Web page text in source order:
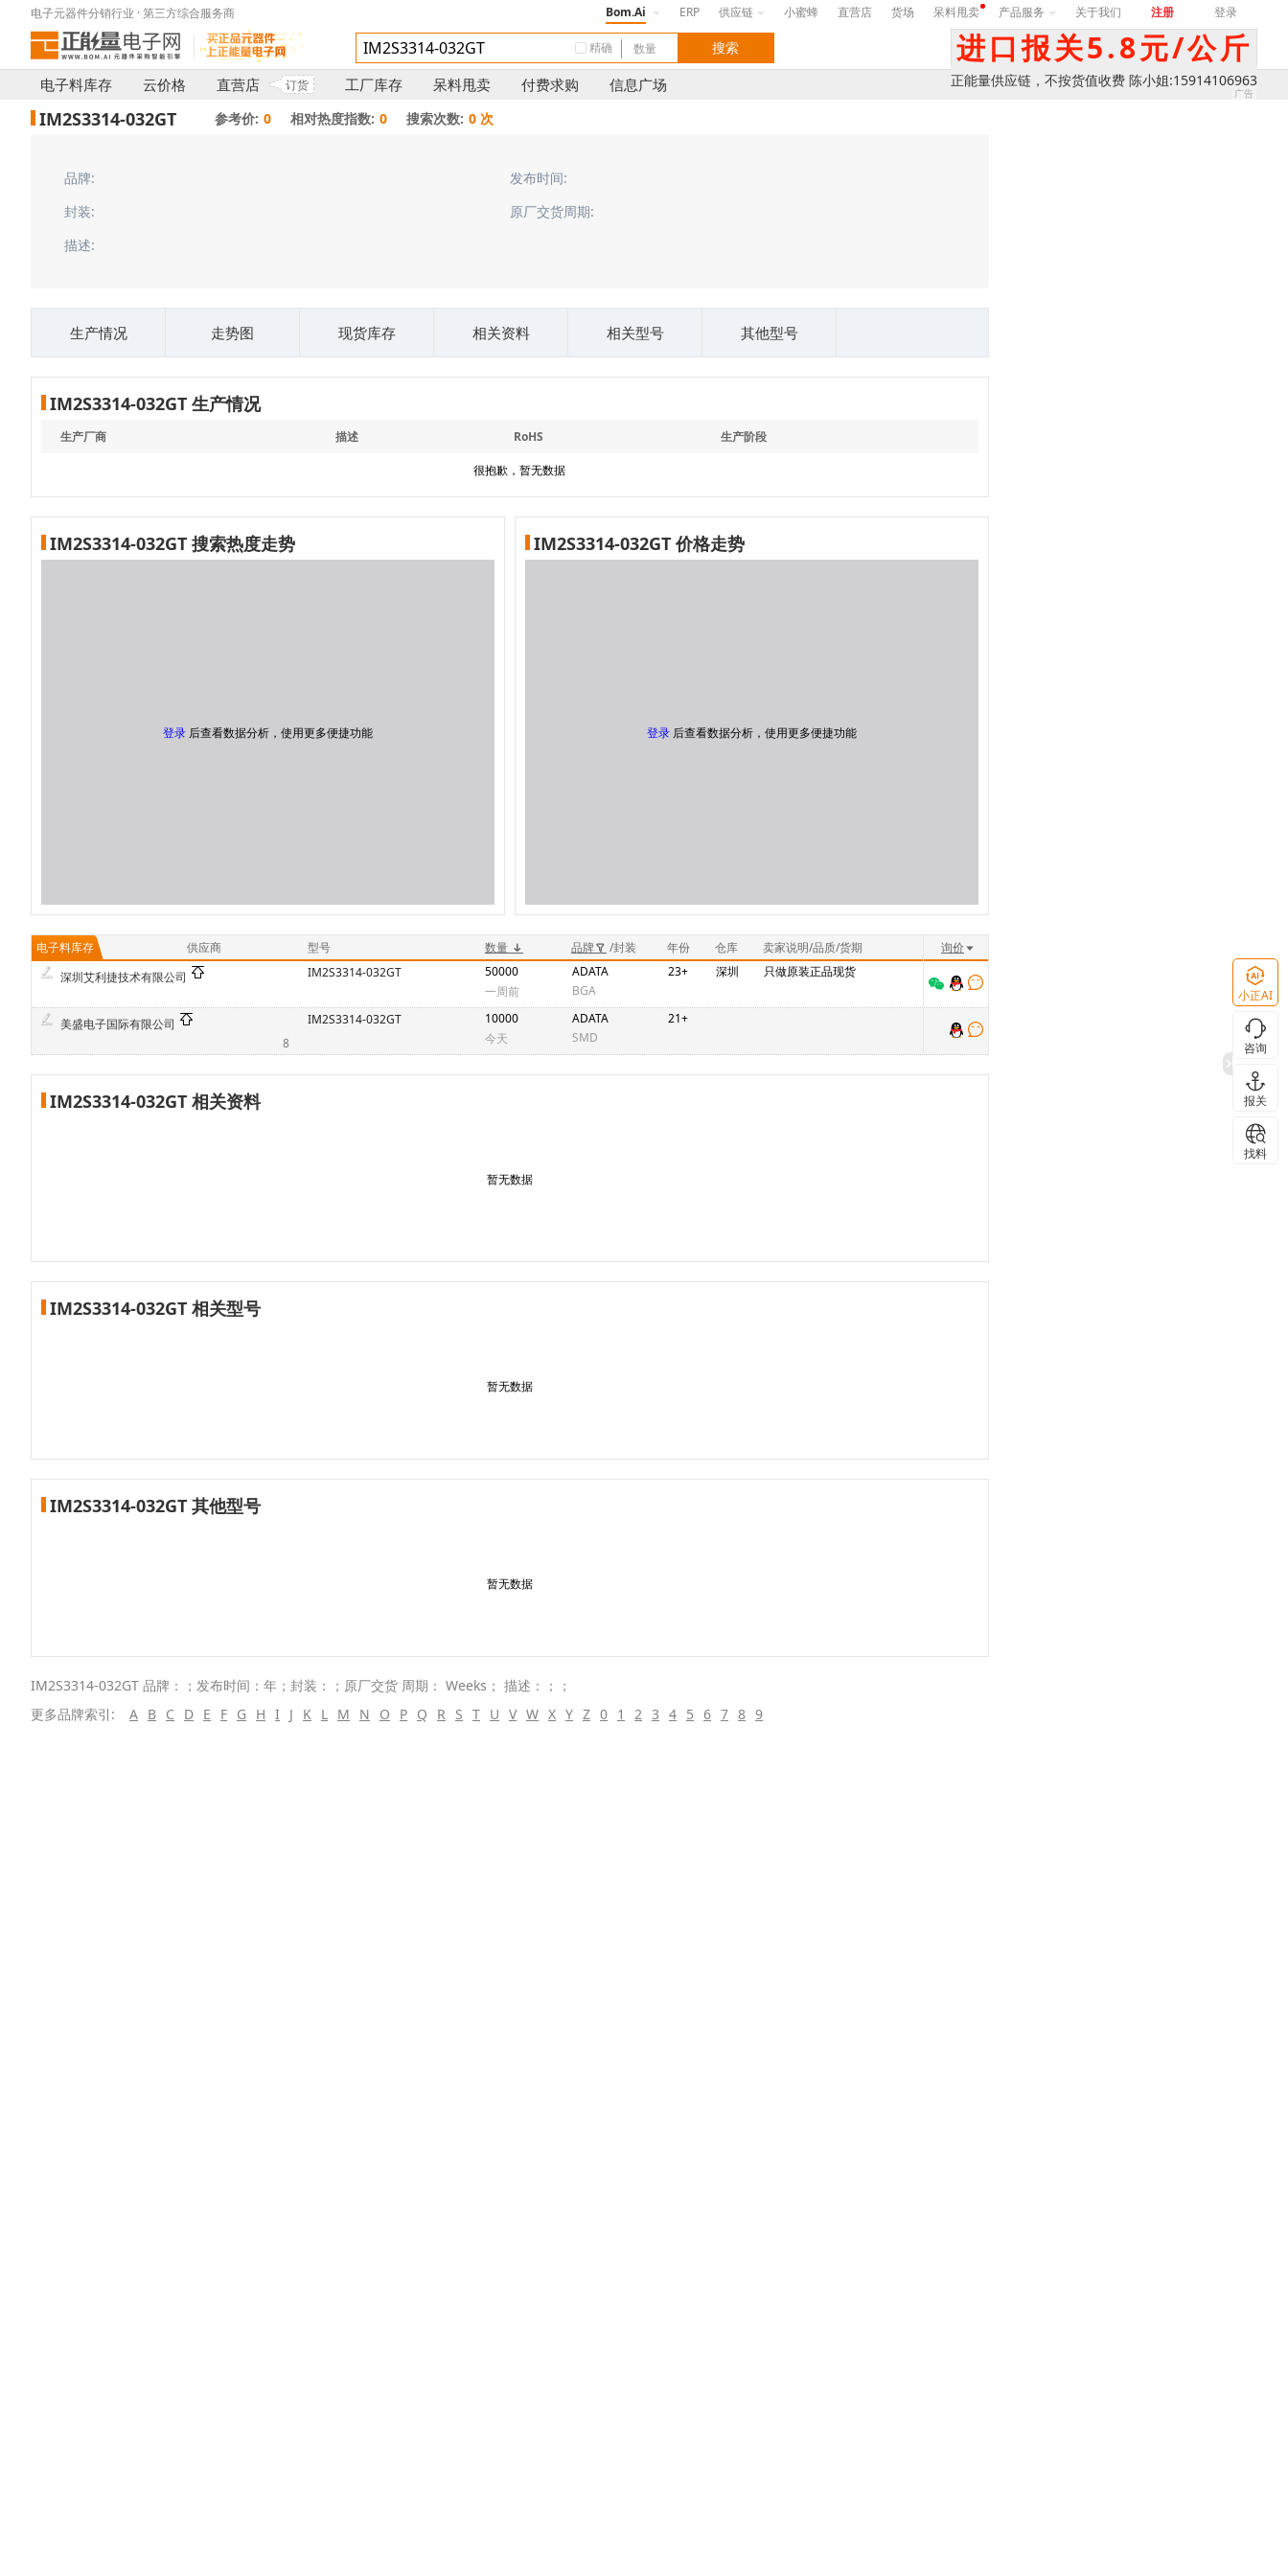
电子元器件分销行业 · 第三方综合服务商 Bom.Ai ERP 供应链 小蜜蜂 直营店 货场 呆料甩卖 产品服务 关于我们 注册 登录
精确 进口报关5.8元/公斤
正能量供应链，不按货值收费 陈小姐:15914106963
电子料库存 云价格 直营店 订货 工厂库存 呆料甩卖 付费求购 信息广场
IM2S3314-032GT 参考价: 0 相对热度指数: 0 搜索次数: 0 次
品牌:
发布时间:
封装:
原厂交货周期:
描述:
生产情况 走势图 现货库存 相关资料 相关型号 其他型号
IM2S3314-032GT 生产情况
生产厂商 描述 RoHS 生产阶段
很抱歉，暂无数据
IM2S3314-032GT 搜索热度走势
登录 后查看数据分析，使用更多便捷功能
IM2S3314-032GT 价格走势
登录 后查看数据分析，使用更多便捷功能
电子料库存 供应商 型号 数量 品牌 /封装 年份 仓库 卖家说明/品质/货期
询价
深圳艾利捷技术有限公司
IM2S3314-032GT
50000
一周前
ADATA
BGA
23+ 深圳 只做原装正品现货
美盛电子国际有限公司
8
IM2S3314-032GT
10000
今天
ADATA
SMD
21+
IM2S3314-032GT 相关资料
暂无数据
IM2S3314-032GT 相关型号
暂无数据
IM2S3314-032GT 其他型号
暂无数据
IM2S3314-032GT 品牌：；发布时间：年；封装：；原厂交货 周期： Weeks； 描述：；；
更多品牌索引:
A B C D E F G H I J K L M N O P Q R S T U V W X Y Z 0 1 2 3 4 5 6 7 8 9
小正AI
咨询
报关
找料